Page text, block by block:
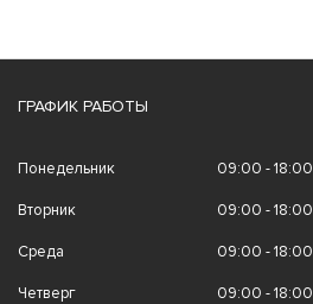
ГРАФИК РАБОТЫ
Понедельник 09:00 - 18:00
Вторник 09:00 - 18:00
Среда 09:00 - 18:00
Четверг 09:00 - 18:00